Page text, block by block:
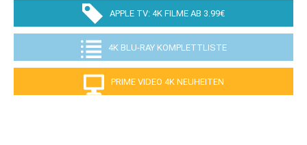
APPLE TV: 4K FILME AB 3.99€
4K BLU-RAY KOMPLETTLISTE
PRIME VIDEO 4K NEUHEITEN